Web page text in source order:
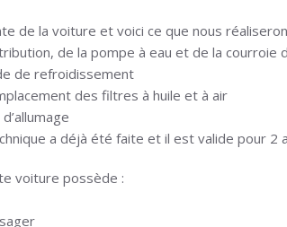
de la voiture et voici ce que nous
de la pompe à eau et de la courroie
de refroidissement
des filtres à huile et à air
a déjà été faite et il est valide pour 2
voiture possède :